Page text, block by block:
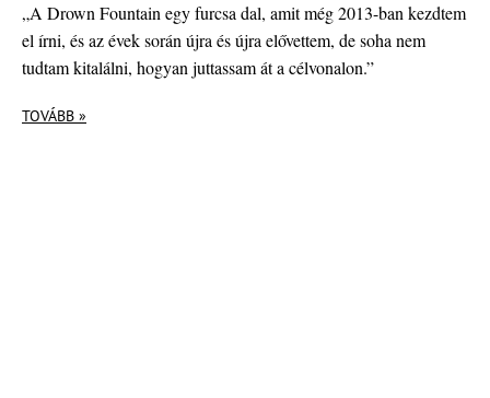
„A Drown Fountain egy furcsa dal, amit még 2013-ban kezdtem
el írni, és az évek során újra és újra elővettem, de soha nem
tudtam kitalálni, hogyan juttassam át a célvonalon.”
TOVÁBB »